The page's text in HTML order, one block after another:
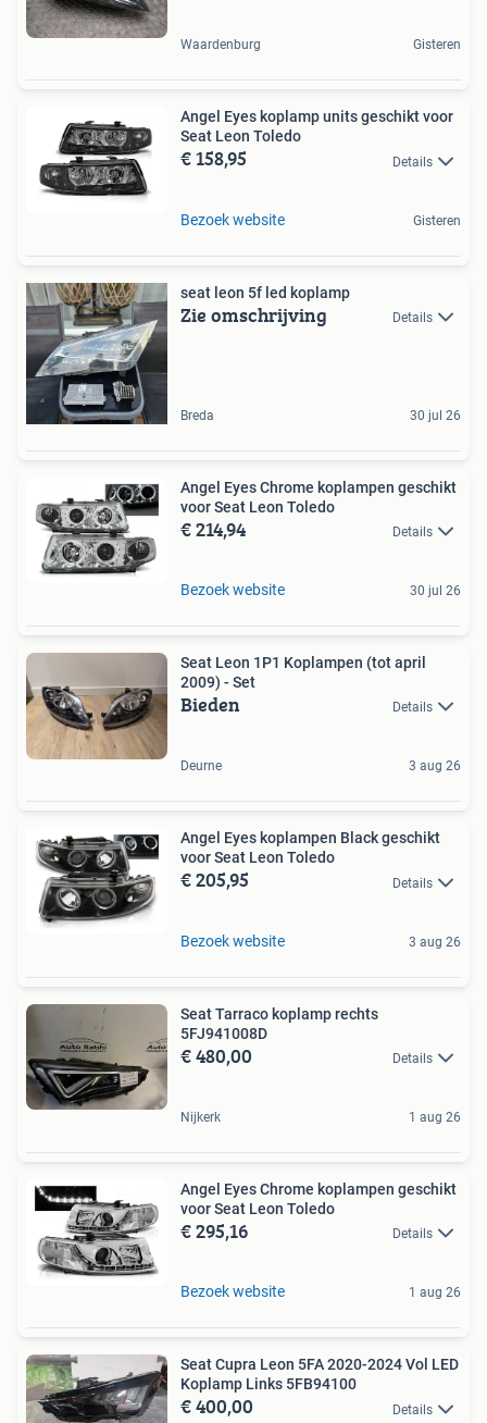
Waardenburg Gisteren
Angel Eyes koplamp units geschikt voor
Seat Leon Toledo
€ 158,95 Details
Bezoek website Gisteren
seat leon 5f led koplamp
Zie omschrijving Details
Breda 30 jul 26
Angel Eyes Chrome koplampen geschikt
voor Seat Leon Toledo
€ 214,94 Details
Bezoek website 30 jul 26
Seat Leon 1P1 Koplampen (tot april
2009) - Set
Bieden Details
Deurne 3 aug 26
Angel Eyes koplampen Black geschikt
voor Seat Leon Toledo
€ 205,95 Details
Bezoek website 3 aug 26
Seat Tarraco koplamp rechts
5FJ941008D
€ 480,00 Details
Nijkerk 1 aug 26
Angel Eyes Chrome koplampen geschikt
voor Seat Leon Toledo
€ 295,16 Details
Bezoek website 1 aug 26
Seat Cupra Leon 5FA 2020-2024 Vol LED
Koplamp Links 5FB94100
€ 400,00 Details